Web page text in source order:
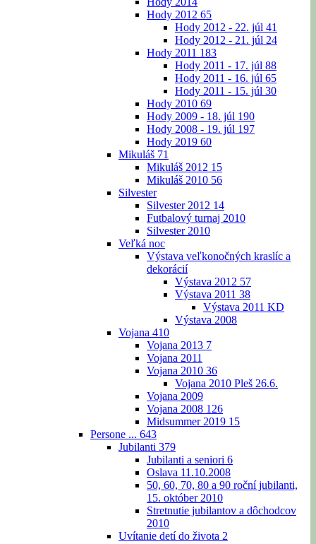
Hody 2012 65
Hody 2012 - 22. júl 41
Hody 2012 - 21. júl 24
Hody 2011 183
Hody 2011 - 17. júl 88
Hody 2011 - 16. júl 65
Hody 2011 - 15. júl 30
Hody 2010 69
Hody 2009 - 18. júl 190
Hody 2008 - 19. júl 197
Hody 2019 60
Mikuláš 71
Mikuláš 2012 15
Mikuláš 2010 56
Silvester
Silvester 2012 14
Futbalový turnaj 2010
Silvester 2010
Veľká noc
Výstava veľkonočných kraslíc a
dekorácií
Výstava 2012 57
Výstava 2011 38
Výstava 2011 KD
Výstava 2008
Vojana 410
Vojana 2013 7
Vojana 2011
Vojana 2010 36
Vojana 2010 Pleš 26.6.
Vojana 2009
Vojana 2008 126
Midsummer 2019 15
Persone ... 643
Jubilanti 379
Jubilanti a seniori 6
Oslava 11.10.2008
50, 60, 70, 80 a 90 roční jubilanti,
15. október 2010
Stretnutie jubilantov a dôchodcov
2010
Uvítanie detí do života 2